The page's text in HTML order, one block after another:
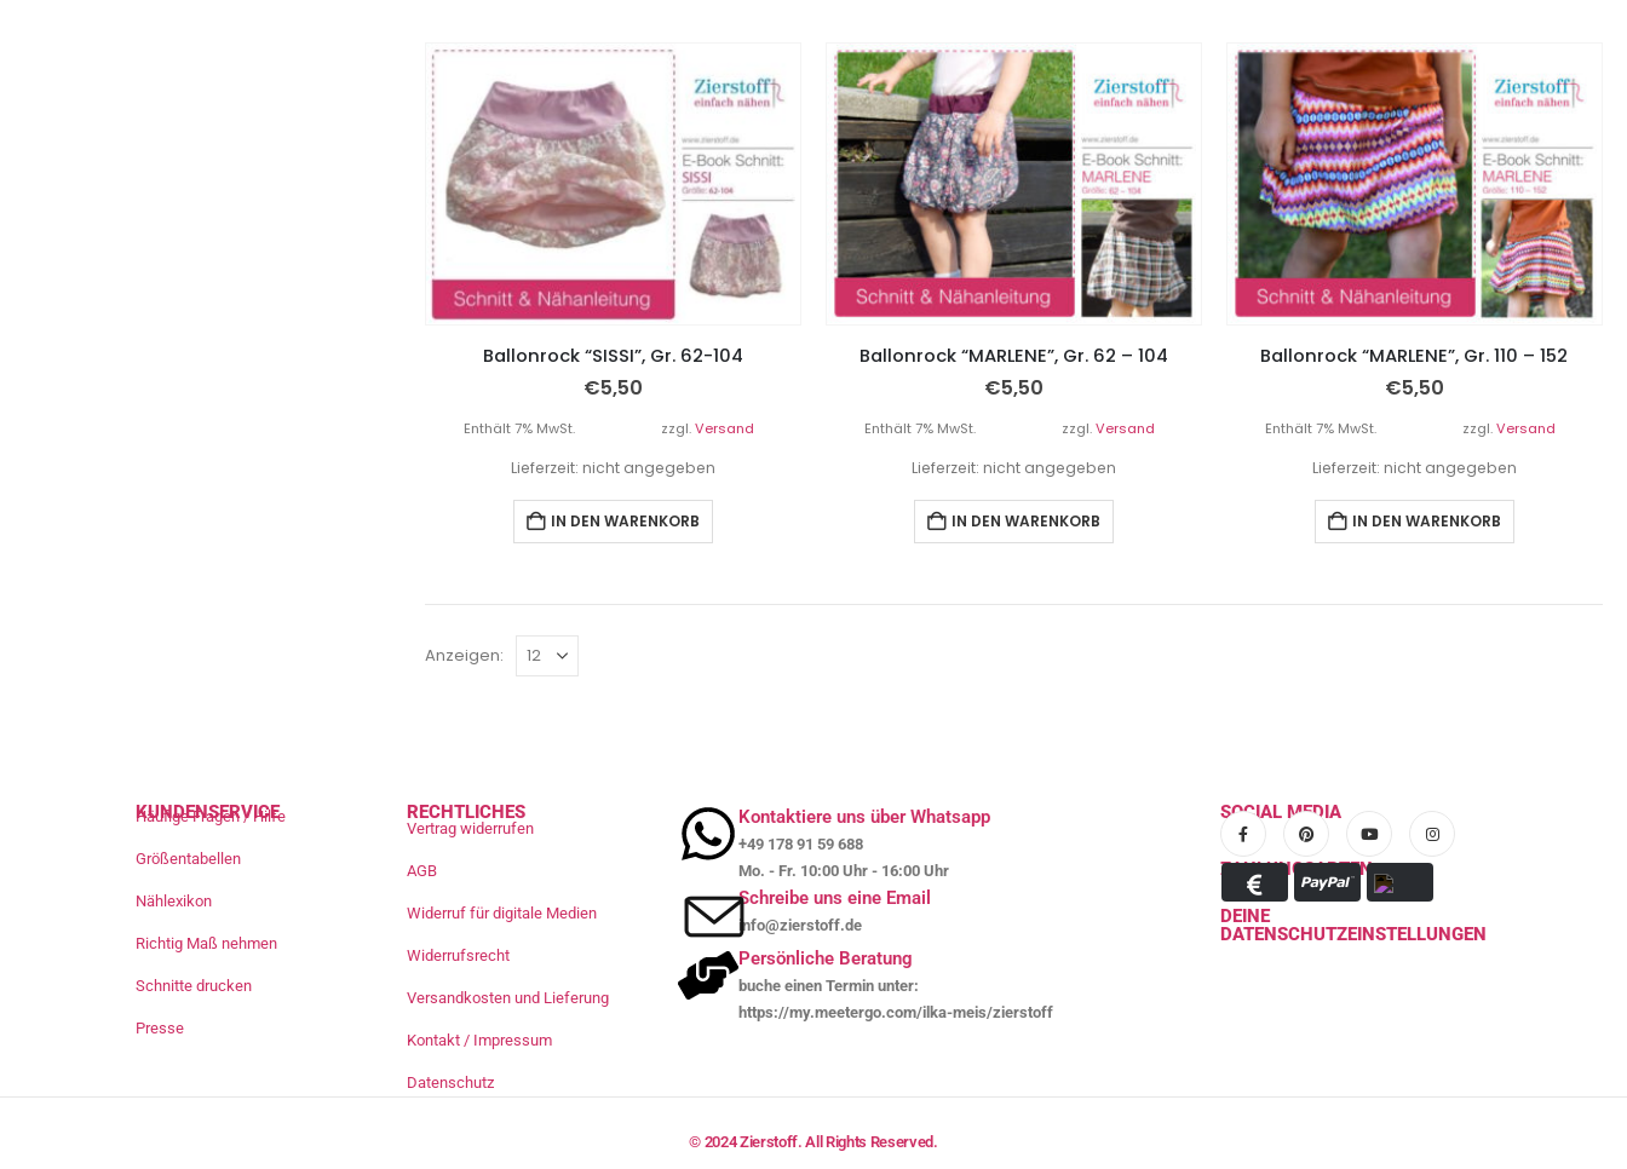
Ballonrock “SISSI”, Gr. 62-104
€5,50
Enthält 7% MwSt. zzgl.Versand
Lieferzeit: nicht angegeben
IN DEN WARENKORB
Ballonrock “MARLENE”, Gr. 62 – 104
€5,50
Enthält 7% MwSt. zzgl.Versand
Lieferzeit: nicht angegeben
IN DEN WARENKORB
Ballonrock “MARLENE”, Gr. 110 – 152
€5,50
Enthält 7% MwSt. zzgl.Versand
Lieferzeit: nicht angegeben
IN DEN WARENKORB
Anzeigen:
KUNDENSERVICE
Häufige Fragen / Hilfe
Größentabellen
Nählexikon
Richtig Maß nehmen
Schnitte drucken
Presse
RECHTLICHES
Vertrag widerrufen
AGB
Widerruf für digitale Medien
Widerrufsrecht
Versandkosten und Lieferung
Kontakt / Impressum
Datenschutz
Kontaktiere uns über Whatsapp
+49 178 91 59 688
Mo. - Fr. 10:00 Uhr - 16:00 Uhr
Schreibe uns eine Email
info@zierstoff.de
Persönliche Beratung
buche einen Termin unter:
https://my.meetergo.com/ilka-meis/zierstoff
SOCIAL MEDIA
ZAHLUNGSARTEN
DEINE
DATENSCHUTZEINSTELLUNGEN
© 2024 Zierstoff. All Rights Reserved.